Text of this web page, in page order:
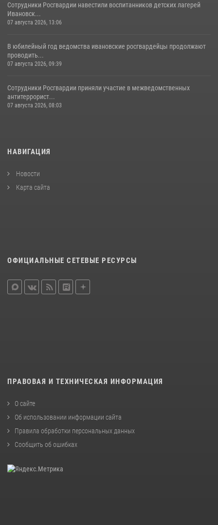
Сотрудники Росгвардии навестили воспитанников детских лагерей
Ивановск...
07 августа 2026, 13:06
В юбилейный год ведомства ивановские росгвардейцы продолжают
проводить...
07 августа 2026, 09:39
Сотрудники Росгвардии приняли участие в межведомственных
антитеррорист...
07 августа 2026, 08:03
НАВИГАЦИЯ
Новости
Карта сайта
ОФИЦИАЛЬНЫЕ СЕТЕВЫЕ РЕСУРСЫ
ПРАВОВАЯ И ТЕХНИЧЕСКАЯ ИНФОРМАЦИЯ
О сайте
Об использовании информации сайта
Правила обработки персональных данных
Сообщить об ошибках